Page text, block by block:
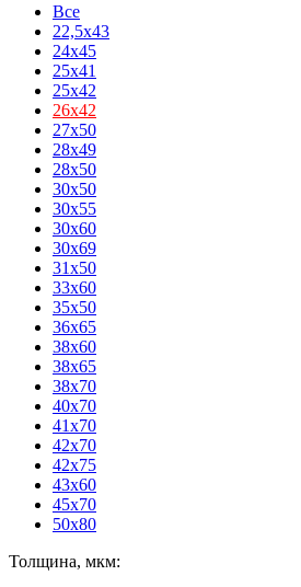
Все
22,5x43
24x45
25x41
25x42
26x42
27x50
28x49
28x50
30x50
30x55
30x60
30x69
31x50
33x60
35x50
36x65
38x60
38x65
38x70
40x70
41x70
42x70
42x75
43x60
45x70
50x80
Толщина, мкм: